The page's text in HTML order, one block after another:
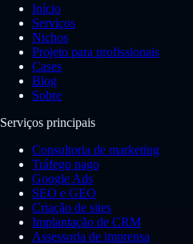
Início
Serviços
Nichos
Projeto para profissionais
Cases
Blog
Sobre
Serviços principais
Consultoria de marketing
Tráfego pago
Google Ads
SEO e GEO
Criação de sites
Implantação de CRM
Assessoria de imprensa